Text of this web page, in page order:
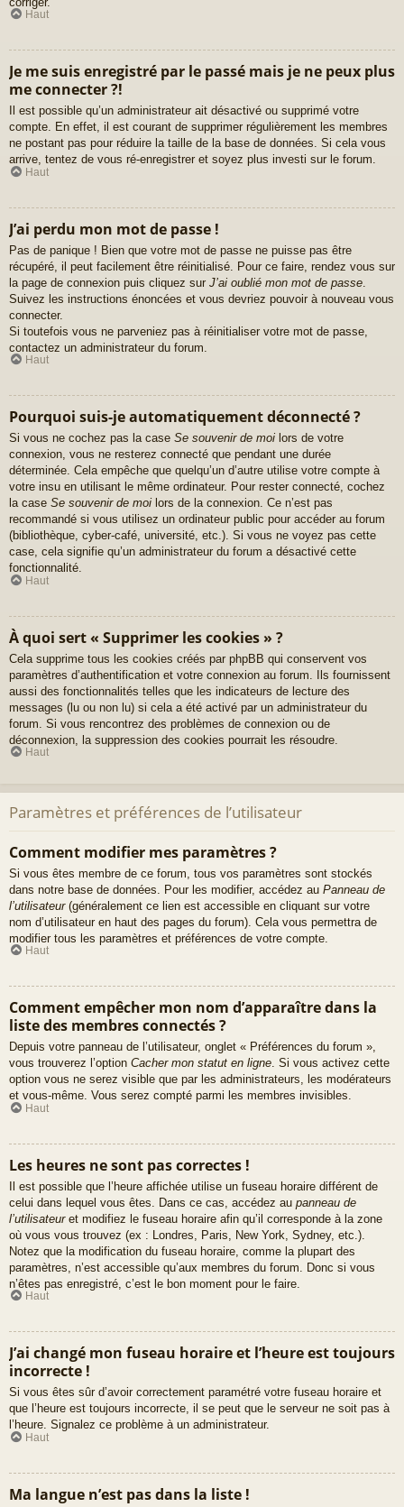
Haut
Je me suis enregistré par le passé mais je ne peux plus
me connecter ?!
Il est possible qu’un administrateur ait désactivé ou supprimé votre
compte. En effet, il est courant de supprimer régulièrement les membres
ne postant pas pour réduire la taille de la base de données. Si cela vous
arrive, tentez de vous ré-enregistrer et soyez plus investi sur le forum.
Haut
J’ai perdu mon mot de passe !
Pas de panique ! Bien que votre mot de passe ne puisse pas être
récupéré, il peut facilement être réinitialisé. Pour ce faire, rendez vous sur
la page de connexion puis cliquez sur J’ai oublié mon mot de passe
Suivez les instructions énoncées et vous devriez pouvoir à nouveau vous
connecter.
Si toutefois vous ne parveniez pas à réinitialiser votre mot de passe,
contactez un administrateur du forum.
Haut
Pourquoi suis-je automatiquement déconnecté ?
Si vous ne cochez pas la case Se souvenir de moi lors de votre
connexion, vous ne resterez connecté que pendant une durée
déterminée. Cela empêche que quelqu’un d’autre utilise votre compte à
votre insu en utilisant le même ordinateur. Pour rester connecté, cochez
la case Se souvenir de moi lors de la connexion. Ce n’est pas
recommandé si vous utilisez un ordinateur public pour accéder au forum
(bibliothèque, cyber-café, université, etc.). Si vous ne voyez pas cette
case, cela signifie qu’un administrateur du forum a désactivé cette
fonctionnalité.
Haut
À quoi sert « Supprimer les cookies » ?
Cela supprime tous les cookies créés par phpBB qui conservent vos
paramètres d’authentification et votre connexion au forum. Ils fournissent
aussi des fonctionnalités telles que les indicateurs de lecture des
messages (lu ou non lu) si cela a été activé par un administrateur du
forum. Si vous rencontrez des problèmes de connexion ou de
déconnexion, la suppression des cookies pourrait les résoudre.
Haut
Paramètres et préférences de l’utilisateur
Comment modifier mes paramètres ?
Si vous êtes membre de ce forum, tous vos paramètres sont stockés
dans notre base de données. Pour les modifier, accédez au Panneau de
l’utilisateur(généralement ce lien est accessible en cliquant sur votre
nom d’utilisateur en haut des pages du forum). Cela vous permettra de
modifier tous les paramètres et préférences de votre compte.
Haut
Comment empêcher mon nom d’apparaître dans la
liste des membres connectés ?
Depuis votre panneau de l’utilisateur, onglet « Préférences du forum »,
vous trouverez l’option Cacher mon statut en ligne. Si vous activez cette
option vous ne serez visible que par les administrateurs, les modérateurs
et vous-même. Vous serez compté parmi les membres invisibles.
Haut
Les heures ne sont pas correctes !
Il est possible que l’heure affichée utilise un fuseau horaire différent de
celui dans lequel vous êtes. Dans ce cas, accédez au panneau de
l’utilisateuret modifiez le fuseau horaire afin qu’il corresponde à la zone
où vous vous trouvez (ex : Londres, Paris, New York, Sydney, etc.).
Notez que la modification du fuseau horaire, comme la plupart des
paramètres, n’est accessible qu’aux membres du forum. Donc si vous
n’êtes pas enregistré, c’est le bon moment pour le faire.
Haut
J’ai changé mon fuseau horaire et l’heure est toujours
incorrecte !
Si vous êtes sûr d’avoir correctement paramétré votre fuseau horaire et
que l’heure est toujours incorrecte, il se peut que le serveur ne soit pas à
l’heure. Signalez ce problème à un administrateur.
Haut
Ma langue n’est pas dans la liste !